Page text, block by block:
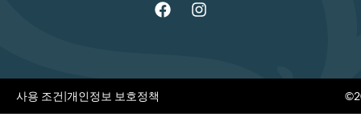
사용 조건|개인정보 보호정책